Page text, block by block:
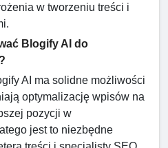
w tworzeniu treści i
Blogify AI do
AI ma solidne możliwości
optymalizację wpisów na
pozycji w
jest to niezbędne